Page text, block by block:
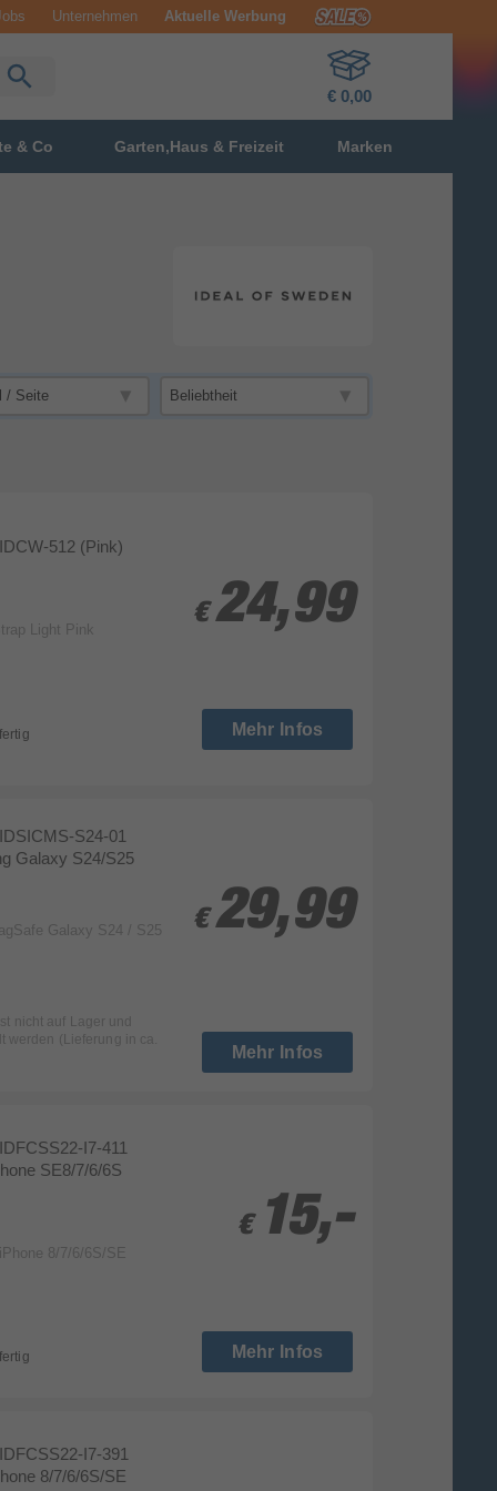
Unternehmen Aktuelle Werbung
€ 0,00
& Co Garten,Haus & Freizeit Marken
€ 24,99
€ 24,99
IDCW-512 (Pink)
Light Pink
Mehr Infos
€ 29,99
€ 29,99
IDSICMS-S24-01
Galaxy S24/S25
Galaxy S24 / S25
nicht auf Lager und
werden (Lieferung in ca.
Mehr Infos
€ 15,-
€ 15,-
IDFCSS22-I7-411
SE8/7/6/6S
8/7/6/6S/SE
Mehr Infos
IDFCSS22-I7-391
8/7/6/6S/SE